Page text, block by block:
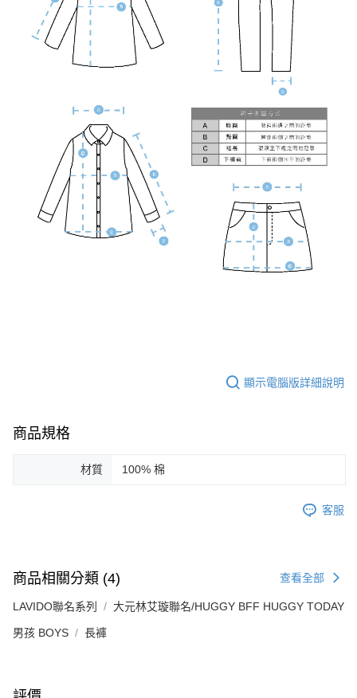
顯示電腦版詳細說明
商品規格
材質 100% 棉
客服
商品相關分類 (4) 查看全部
LAVIDO聯名系列 大元林艾璇聯名/HUGGY BFF HUGGY TODAY
男孩 BOYS 長褲